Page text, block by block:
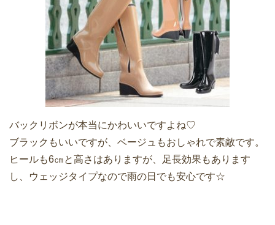
バックリボンが本当にかわいいですよね♡
ブラックもいいですが、ベージュもおしゃれで素敵です。
ヒールも6㎝と高さはありますが、足長効果もあります
し、ウェッジタイプなので雨の日でも安心です☆